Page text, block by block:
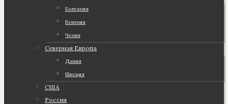
Болгария
Венгрия
Чехия
Северная Европа
Дания
Швеция
США
Россия